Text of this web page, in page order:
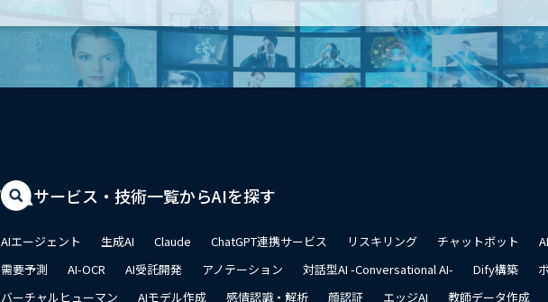
サービス・技術一覧からAIを探す
AIエージェント 生成AI Claude ChatGPT連携サービス リスキリング チャットボット
需要予測
AI-OCR AI受託開発 アノテーション 対話型AI -Conversational AI- Dify構築
バーチャルヒューマン
AIモデル作成 感情認識・解析 顔認証 エッジAI 教師データ作成